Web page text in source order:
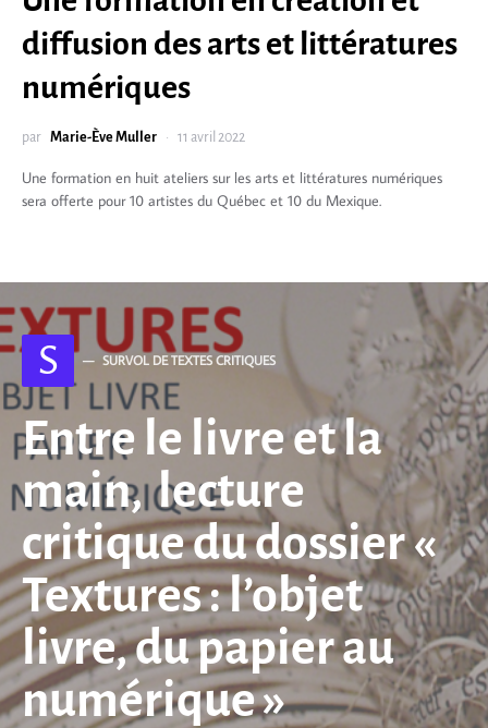
diffusion des arts et littératures
numériques
par Marie-Ève Muller 11 avril 2022
Une formation en huit ateliers sur les arts et littératures numériques
sera offerte pour 10 artistes du Québec et 10 du Mexique.
S SURVOL DE TEXTES CRITIQUES
Entre le livre et la
main, lecture
critique du dossier «
Textures : l’objet
livre, du papier au
numérique »